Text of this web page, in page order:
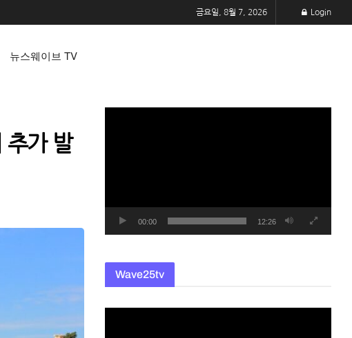
금요일, 8월 7, 2026 Login
뉴스웨이브 TV
추가 발
00:00 12:26
Wave25tv